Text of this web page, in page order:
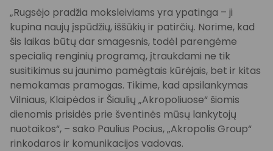
„Rugsėjo pradžia moksleiviams yra ypatinga – ji
kupina naujų įspūdžių, iššūkių ir patirčių. Norime, kad
šis laikas būtų dar smagesnis, todėl parengėme
specialią renginių programą, įtraukdami ne tik
susitikimus su jaunimo pamėgtais kūrėjais, bet ir kitas
nemokamas pramogas. Tikime, kad apsilankymas
Vilniaus, Klaipėdos ir Šiaulių „Akropoliuose“ šiomis
dienomis prisidės prie šventinės mūsų lankytojų
nuotaikos“, – sako Paulius Pocius, „Akropolis Group“
rinkodaros ir komunikacijos vadovas.